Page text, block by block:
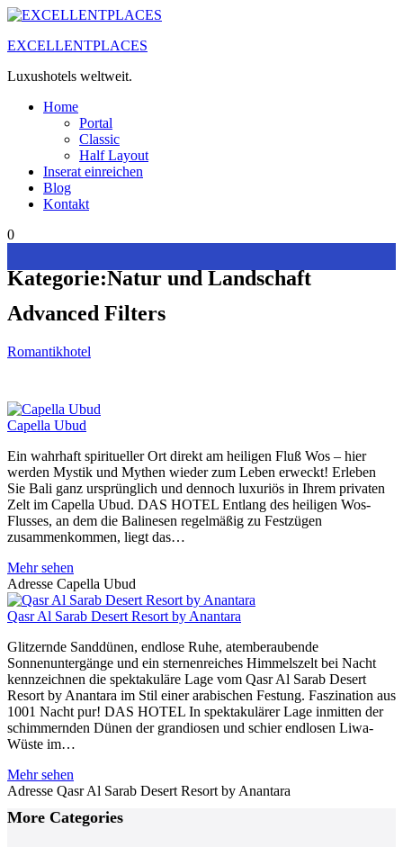
Zum
springen
EXCELLENTPLACES
Luxushotels weltweit.
Home
Portal
Classic
Half Layout
Inserat einreichen
Blog
Kontakt
0
Kategorie:Natur und Landschaft
Advanced Filters
Romantikhotel
Capella Ubud
Ein wahrhaft spiritueller Ort direkt am heiligen Fluß Wos – hier
werden Mystik und Mythen wieder zum Leben erweckt! Erleben
Sie Bali ganz ursprünglich und dennoch luxuriös in Ihrem privaten
Zelt im Capella Ubud. DAS HOTEL Entlang des heiligen Wos-
Flusses, an dem die Balinesen regelmäßig zu Festzügen
zusammenkommen, liegt das…
Mehr sehen
Adresse Capella Ubud
Qasr Al Sarab Desert Resort by Anantara
Glitzernde Sanddünen, endlose Ruhe, atemberaubende
Sonnenuntergänge und ein sternenreiches Himmelszelt bei Nacht
kennzeichnen die spektakuläre Lage vom Qasr Al Sarab Desert
Resort by Anantara im Stil einer arabischen Festung. Faszination aus
1001 Nacht pur! DAS HOTEL In spektakulärer Lage inmitten der
schimmernden Dünen der grandiosen und schier endlosen Liwa-
Wüste im…
Mehr sehen
Adresse Qasr Al Sarab Desert Resort by Anantara
Posts
Navigation
More Categories